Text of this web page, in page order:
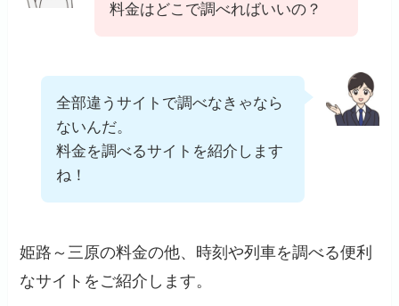
料金はどこで調べればいいの？
全部違うサイトで調べなきゃなら
ないんだ。
料金を調べるサイトを紹介します
ね！
姫路～三原の料金の他、時刻や列車を調べる便利
なサイトをご紹介します。